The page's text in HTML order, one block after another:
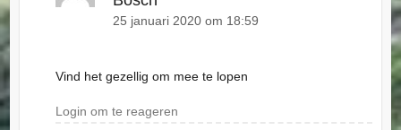
25 januari 2020 om 18:59
Vind het gezellig om mee te lopen
Login om te reageren